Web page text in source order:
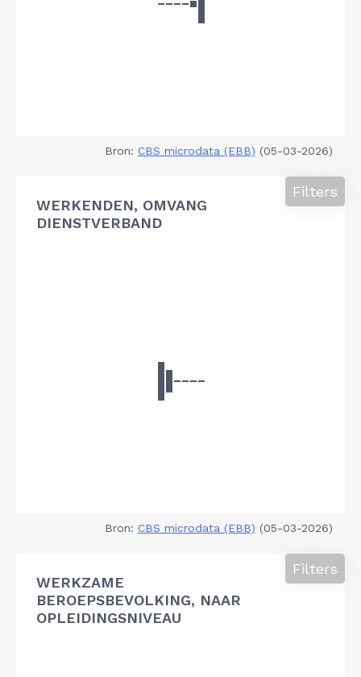
Bron: CBS microdata (EBB) (05-03-2026)
WERKENDEN, OMVANG
DIENSTVERBAND
Filters
Bron: CBS microdata (EBB) (05-03-2026)
WERKZAME
BEROEPSBEVOLKING, NAAR
OPLEIDINGSNIVEAU
Filters